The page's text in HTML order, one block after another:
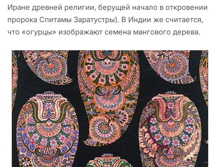
Иране древней религии, берущей начало в откровении
пророка Спитамы Заратустры). В Индии же считается,
что «огурцы» изображают семена мангового дерева.